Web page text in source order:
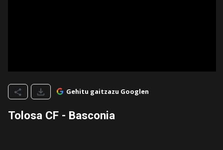
Gehitu gaitzazu Googlen
Tolosa CF - Basconia